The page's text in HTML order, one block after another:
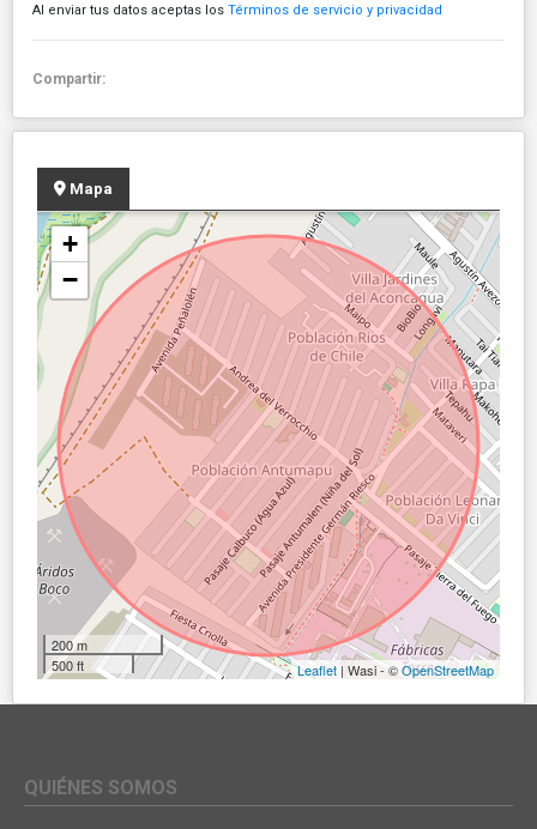
Al enviar tus datos aceptas los Términos de servicio y privacidad
Compartir:
Mapa
+
−
200 m
500 ft
Leaflet | Wasi - ©OpenStreetMap
QUIÉNES SOMOS